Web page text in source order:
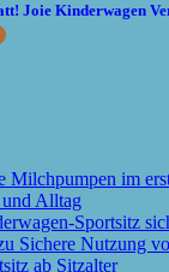
Joie Kinderwagen
Milchpumpen im
Alltag